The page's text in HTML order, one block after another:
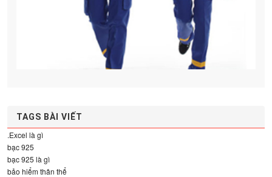
TAGS BÀI VIẾT
.Excel là gì
bạc 925
bạc 925 là gì
bảo hiểm thân thể